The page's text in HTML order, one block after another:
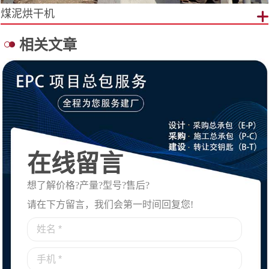
煤泥烘干机
相关文章
在线留言
想了解价格?产量?型号?售后?
请在下方留言，我们会第一时间回复您!